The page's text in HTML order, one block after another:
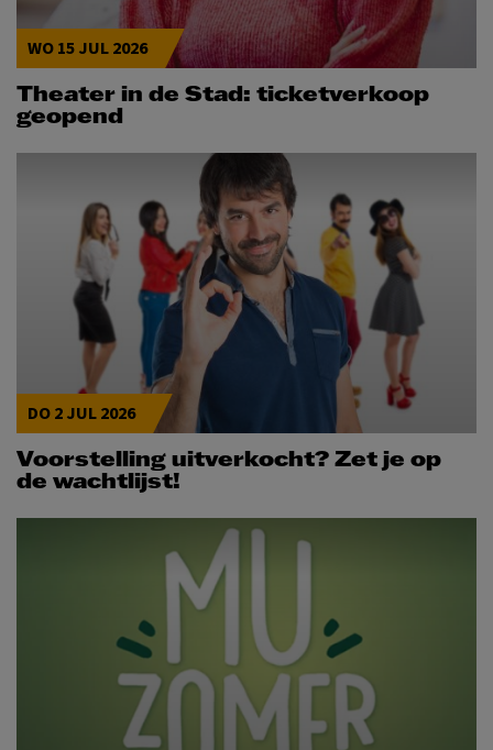
WO 15 JUL 2026
Theater in de Stad: ticketverkoop
geopend
DO 2 JUL 2026
Voorstelling uitverkocht? Zet je op
de wachtlijst!